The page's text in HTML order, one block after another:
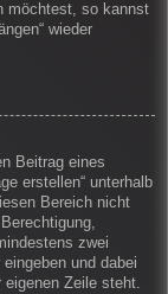
möchtest, so kannst
wieder
Beitrag eines
erstellen“ unterhalb
Bereich nicht
zwei
und dabei
Zeile steht.